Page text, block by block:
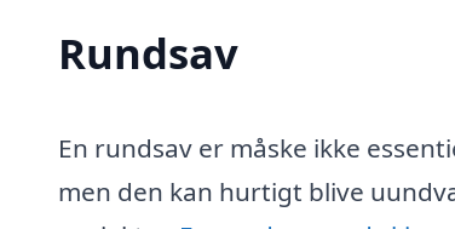
Rundsav
En rundsav er måske ikke
men den kan hurtigt blive